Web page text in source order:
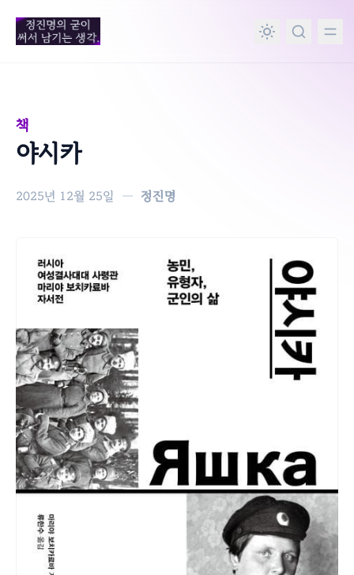
content
책
야시카
2025년 12월 25일 — 정진명